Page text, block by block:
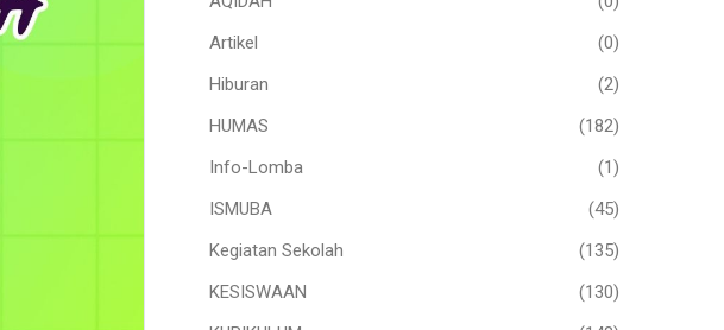
Artikel
(0)
Hiburan
(2)
HUMAS
(182)
Info-Lomba
(1)
ISMUBA
(45)
Kegiatan Sekolah
(135)
KESISWAAN
(130)